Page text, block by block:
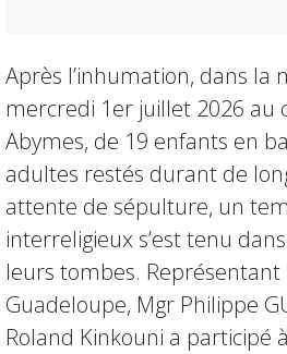
Après l’inhumation, dans la
mercredi 1er juillet 2026 au
Abymes, de 19 enfants en
adultes restés durant de
attente de sépulture, un
interreligieux s’est tenu
leurs tombes. Représentant
Guadeloupe, Mgr Philippe
Roland Kinkouni a participé